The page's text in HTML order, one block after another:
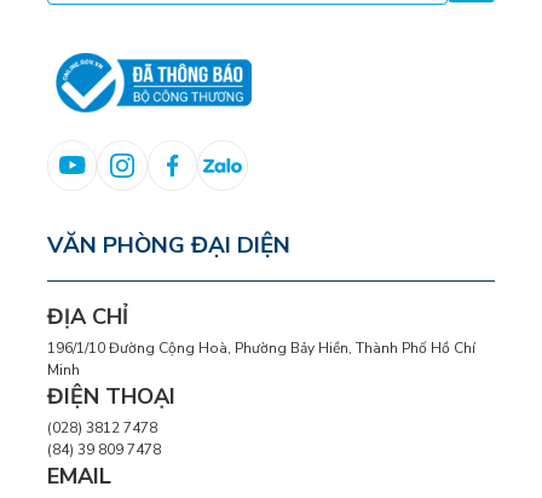
VĂN PHÒNG ĐẠI DIỆN
ĐỊA CHỈ
196/1/10 Đường Cộng Hoà, Phường Bảy Hiền, Thành Phố Hồ Chí
Minh
ĐIỆN THOẠI
(028) 3812 7478
(84) 39 809 7478
EMAIL